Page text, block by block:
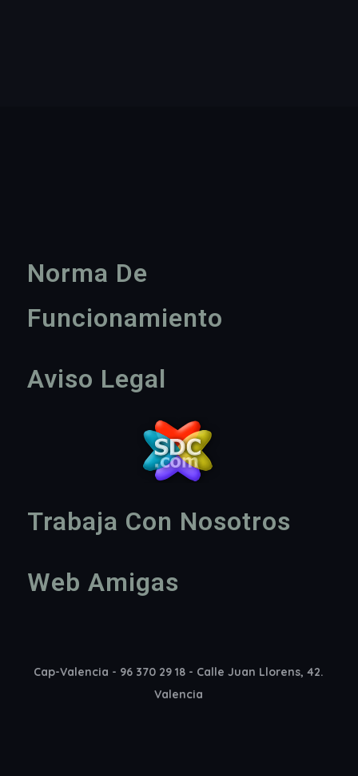
Norma De
Funcionamiento
Aviso Legal
Trabaja Con Nosotros
Web Amigas
Cap-Valencia - 96 370 29 18 - Calle Juan Llorens, 42.
Valencia